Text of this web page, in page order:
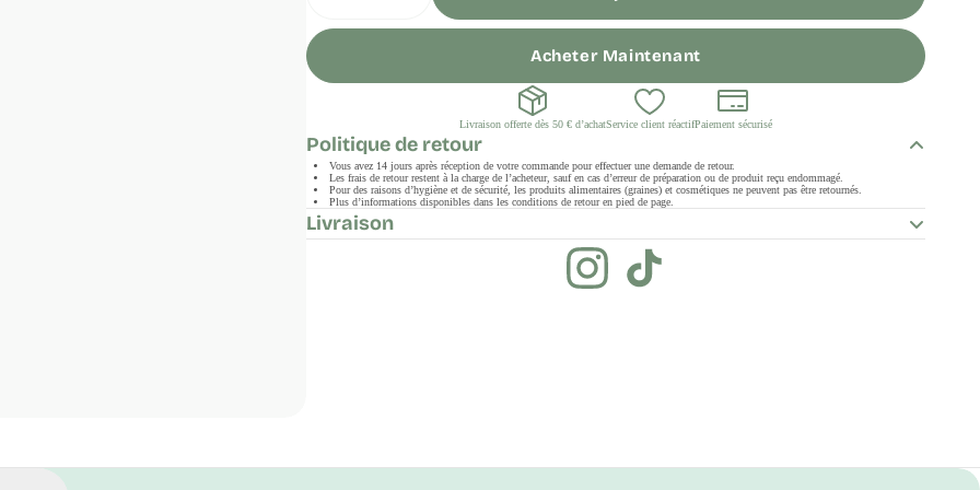
Acheter Maintenant
Livraison offerte dès 50 € d’achatService client réactifPaiement sécurisé
Politique de retour
Vous avez 14 jours après réception de votre commande pour effectuer une demande de retour.
Les frais de retour restent à la charge de l’acheteur, sauf en cas d’erreur de préparation ou de produit reçu endommagé.
Pour des raisons d’hygiène et de sécurité, les produits alimentaires (graines) et cosmétiques ne peuvent pas être retournés.
Plus d’informations disponibles dans les conditions de retour en pied de page.
Livraison